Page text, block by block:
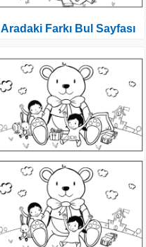
Aradaki Farkı Bul Sayfası